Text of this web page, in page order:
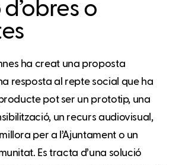
o
ha creat una proposta
resposta al repte social que ha
pot ser un prototip, una
un recurs audiovisual,
per a l’Ajuntament o un
Es tracta d’una solució